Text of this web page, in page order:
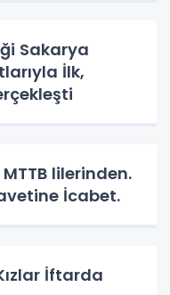
Sakarya
İlk,
lilerinden.
İcabet.
İftarda